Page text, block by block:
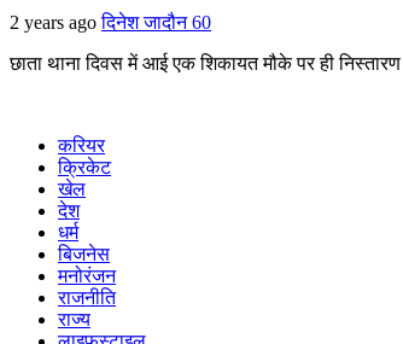
2 years agoदिनेश जादौन60
छाता थाना दिवस में आई एक शिकायत मौके पर ही
करियर
क्रिकेट
खेल
देश
धर्म
बिजनेस
मनोरंजन
राजनीति
राज्य